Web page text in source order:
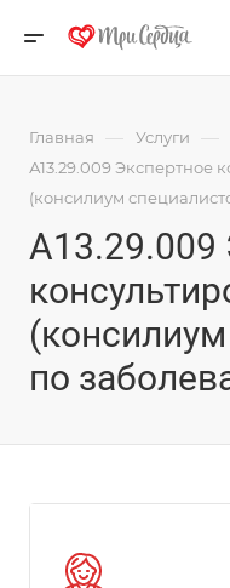
Главная — Услуги —
А13.29.009 Экспертное
(консилиум
А13.29.009
по